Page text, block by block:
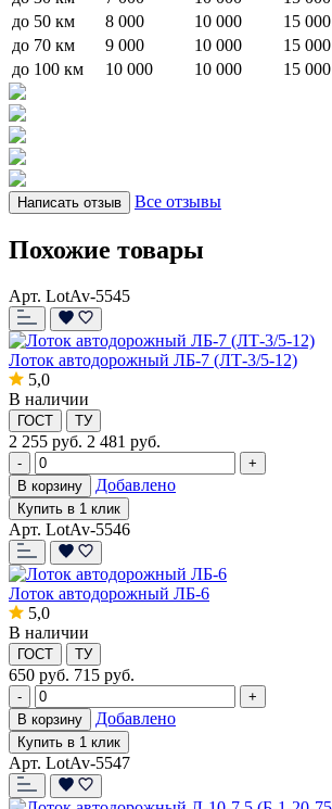
до 50 км
8 000 10 000 15 000
до 70 км
9 000 10 000 15 000
до 100 км
10 000 10 000 15 000
Написать отзыв Все отзывы
Похожие товары
Арт. LotAv-5545
Лоток автодорожный ЛБ-7 (ЛТ-3/5-12)
5,0
В наличии
ГОСТ ТУ
2 255 руб. 2 481 руб.
-
+
В корзину
Добавлено
Купить в 1 клик
Арт. LotAv-5546
Лоток автодорожный ЛБ-6
5,0
В наличии
ГОСТ ТУ
650 руб. 715 руб.
-
+
В корзину
Добавлено
Купить в 1 клик
Арт. LotAv-5547